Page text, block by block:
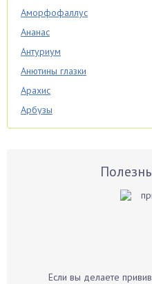
Аморфофаллус
Ананас
Антуриум
Анютины глазки
Арахис
Арбузы
Аспарагус
Если вы делаете